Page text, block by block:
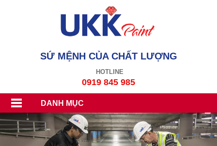
SỨ MỆNH CỦA CHẤT LƯỢNG
HOTLINE
0919 845 985
DANH MỤC